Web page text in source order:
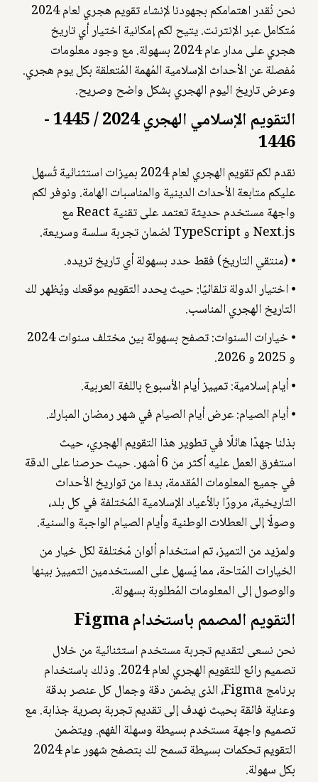
نحن نُقدر اهتمامكم بجهودنا لإنشاء تقويم هجري لعام 2024
مُتكامل عبر الإنترنت. يتيح لكم إمكانية اختيار أي تاريخ
هجري على مدار عام 2024 بسهولة. مع وجود معلومات
مُفصلة عن الأحداث الإسلامية المُهمة المُتعلقة بكل يوم هجري.
وعرض تاريخ اليوم الهجري بشكل واضح وصريح.
التقويم الإسلامي الهجري 2024 / 1445 -
1446
نقدم لكم تقويم الهجري لعام 2024 بميزات استثنائية تُسهل
عليكم متابعة الأحداث الدينية والمناسبات الهامة. ونوفر لكم
واجهة مستخدم حديثة تعتمد على تقنية React مع
Next.js و TypeScript لضمان تجربة سلسة وسريعة.
⦁ (منتقي التاريخ) فقط حدد بسهولة أي تاريخ تريده.
⦁ اختيار الدولة تلقائيًا: حيث يحدد التقويم موقعك ويُظهر لك
التاريخ الهجري المناسب.
⦁ خيارات السنوات: تصفح بسهولة بين مختلف سنوات 2024
و 2025 و 2026.
⦁ أيام إسلامية: تمييز أيام الأسبوع باللغة العربية.
⦁ أيام الصيام: عرض أيام الصيام في شهر رمضان المبارك.
بذلنا جهدًا هائلًا في تطوير هذا التقويم الهجري، حيث
استغرق العمل عليه أكثر من 6 أشهر. حيث حرصنا على الدقة
في جميع المعلومات المُقدمة، بدءًا من تواريخ الأحداث
التاريخية، مرورًا بالأعياد الإسلامية المُختلفة في كل بلد،
وصولًا إلى العطلات الوطنية وأيام الصيام الواجبة والسنية.
ولمزيد من التميز، تم استخدام ألوان مُختلفة لكل خيار من
الخيارات المُتاحة، مما يُسهل على المستخدمين التمييز بينها
والوصول إلى المعلومات المُطلوبة بسهولة.
التقويم المصمم باستخدام Figma
نحن نسعى لتقديم تجربة مستخدم استثنائية من خلال
تصميم رائع للتقويم الهجري لعام 2024. وذلك باستخدام
برنامج Figma، الذى يضمن دقة وجمال كل عنصر بدقة
وعناية فائقة بحيث نهدف إلى تقديم تجربة بصرية جذابة. مع
تصميم واجهة مستخدم بسيطة وسهلة الفهم. ويتضمن
التقويم تحكمات بسيطة تسمح لك بتصفح شهور عام 2024
بكل سهولة.